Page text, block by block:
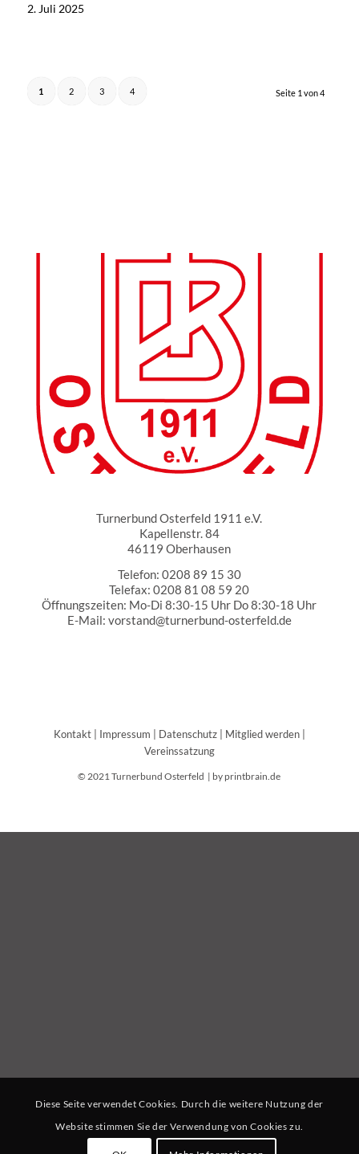
2. Juli 2025
Seite 1 von 4
1 2 3 4
Turnerbund Osterfeld 1911 e.V.
Kapellenstr. 84
46119 Oberhausen
Telefon: 0208 89 15 30
Telefax: 0208 81 08 59 20
Öffnungszeiten: Mo-Di 8:30-15 Uhr Do 8:30-18 Uhr
E-Mail: vorstand@turnerbund-osterfeld.de
Kontakt| Impressum Datenschutz| Mitglied werden|
Vereinssatzung
© 2021 Turnerbund Osterfeld | by printbrain.de
Diese Seite verwendet Cookies. Durch die weitere Nutzung der
Website stimmen Sie der Verwendung von Cookies zu.